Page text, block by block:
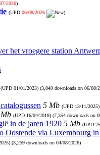
2026)
(UPD 06/08/2026 )
het vroegere station
(UPD 01/01/2023) (3,049 downloads on 06/08/
5 Mb (UPD 13/11/2025
(UPD 16/04/2018) (7,354 downloads on
in de jaren 1920 5 Mb (UPD
Oostende via Luxembourg in
) (3,259 downloads on 04/08/2026)